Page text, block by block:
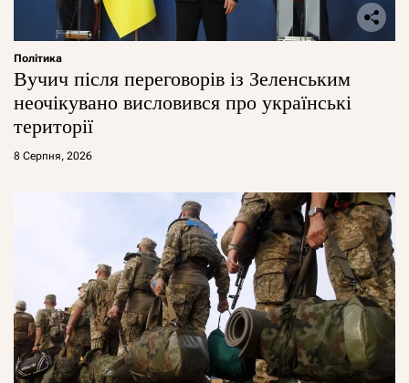
Політика
Вучич після переговорів із Зеленським
неочікувано висловився про українські
території
8 Серпня, 2026